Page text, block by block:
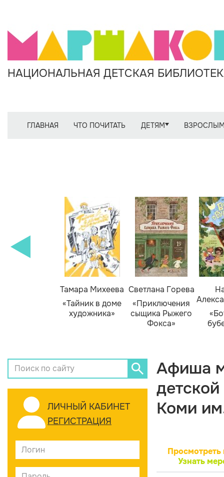
НАЦИОНАЛЬНАЯ ДЕТСКАЯ
ГЛАВНАЯ ЧТО ПОЧИТАТЬ ДЕТЯМ
Тамара Михеева
«Тайник в доме
художника»
Светлана Горева
«Приключения
сыщика Рыжего
Фокса»
ЛИЧНЫЙ КАБИНЕТ
РЕГИСТРАЦИЯ
Афиша
Коми
Просмотреть
Узнать